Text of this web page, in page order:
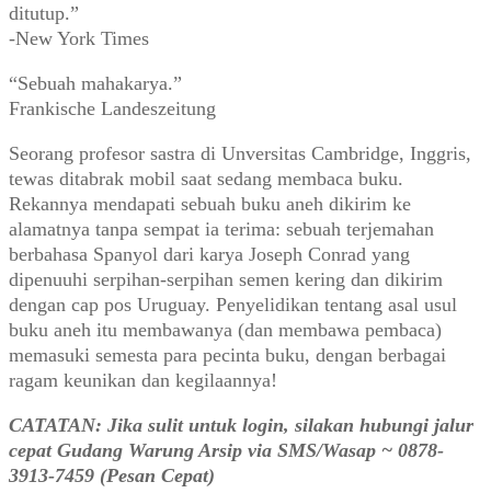
ditutup.”
-New York Times
“Sebuah mahakarya.”
Frankische Landeszeitung
Seorang profesor sastra di Unversitas Cambridge, Inggris,
tewas ditabrak mobil saat sedang membaca buku.
Rekannya mendapati sebuah buku aneh dikirim ke
alamatnya tanpa sempat ia terima: sebuah terjemahan
berbahasa Spanyol dari karya Joseph Conrad yang
dipenuuhi serpihan-serpihan semen kering dan dikirim
dengan cap pos Uruguay. Penyelidikan tentang asal usul
buku aneh itu membawanya (dan membawa pembaca)
memasuki semesta para pecinta buku, dengan berbagai
ragam keunikan dan kegilaannya!
CATATAN: Jika sulit untuk login, silakan hubungi jalur
cepat Gudang Warung Arsip via SMS/Wasap ~ 0878-
3913-7459 (Pesan Cepat)